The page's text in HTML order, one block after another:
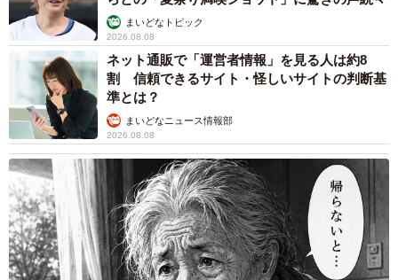
まいどなトピック
2026.08.08
ネット通販で「運営者情報」を見る人は約8
割 信頼できるサイト・怪しいサイトの判断基
準とは？
まいどなニュース情報部
2026.08.08